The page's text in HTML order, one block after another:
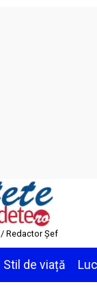
/ Redactor Șef
Stil de viață